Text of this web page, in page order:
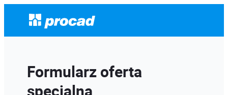
Formularz oferta
specjalna